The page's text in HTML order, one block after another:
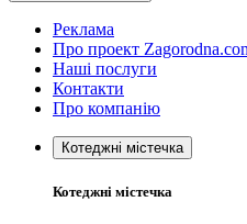
Реклама
Про проект
Наші послуги
Контакти
Про компанію
Котеджні містечка
Котеджні містечка